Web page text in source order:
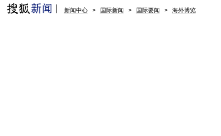
新闻中心 > 国际新闻 > 国际要闻 > 海外博览